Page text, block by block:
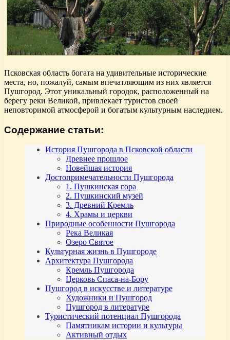
Псковская область богата на удивительные исторические
места, но, пожалуй, самым впечатляющим из них является
Пушгород. Этот уникальный городок, расположенный на
берегу реки Великой, привлекает туристов своей
неповторимой атмосферой и богатым культурным наследием.
Содержание статьи:
История Пушгорода в Псковской области
Древнее прошлое
Новейшая история
Достопримечательности Пушгорода
1. Пушкинская гора
2. Пушкинский музей
3. Древний Кремль
4. Храмы и церкви
Природные особенности Пушгорода
Река Великая
Озеро Святое
Культурная жизнь в Пушгороде
Архитектура Пушгорода
Кремль Пушгорода
Церковь Спаса-на-Бору
Пушгород в искусстве и литературе
Художники и Пушгород
Пушгород в литературе
Туристический потенциал Пушгорода
Памятникам истории и культуры
Активный отдых